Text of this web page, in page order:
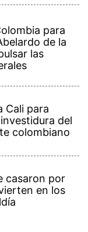
para
de la
las
Cali para
del
colombiano
casaron por
en los